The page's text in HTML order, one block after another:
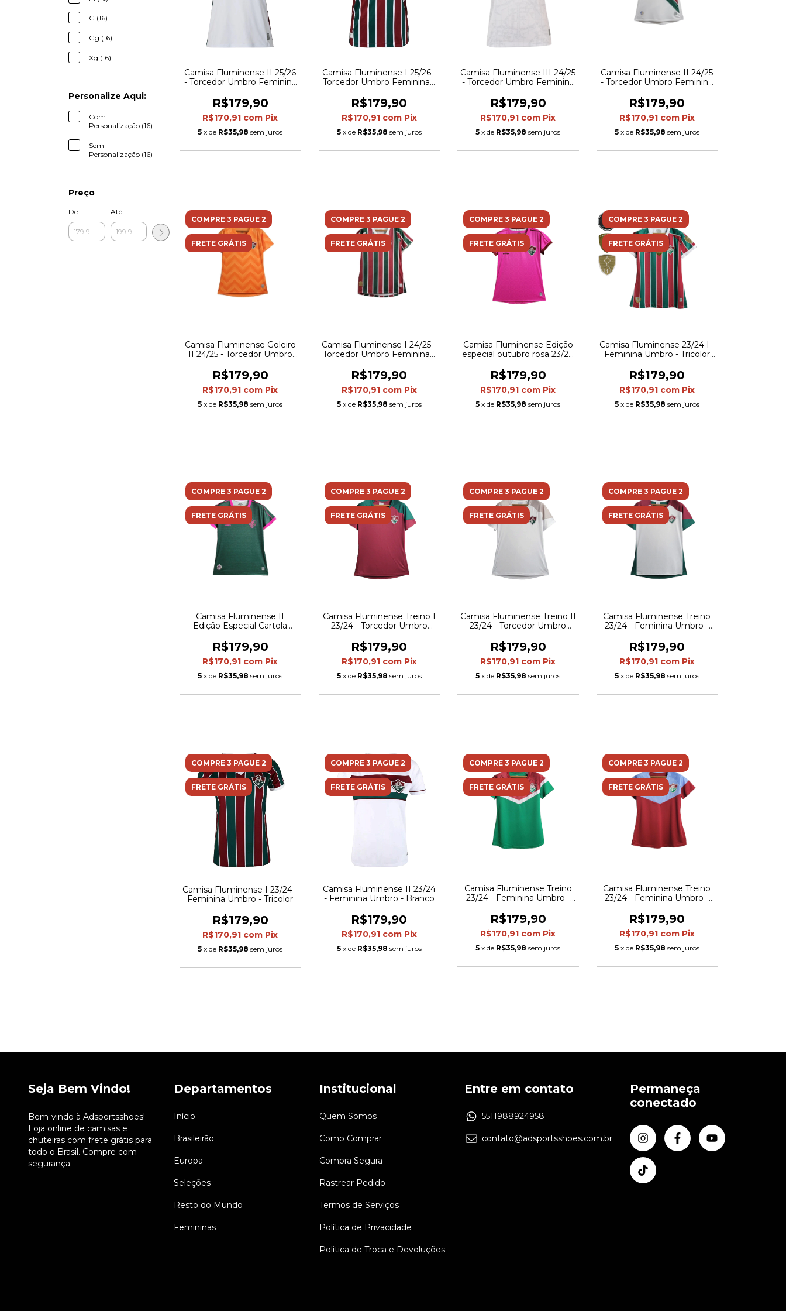
G (16)
Gg (16)
Xg (16)
Personalize Aqui:
Com
Personalização (16)
Sem
Personalização (16)
Preço
De Até
Camisa Fluminense II 25/26
- Torcedor Umbro Feminina
verde e vermelho
R$179,90
R$170,91 com Pix
5 x de R$35,98 sem juros
Camisa Fluminense I 25/26 -
Torcedor Umbro Feminina -
detalhes em branco
R$179,90
R$170,91 com Pix
5 x de R$35,98 sem juros
Camisa Fluminense III 24/25
- Torcedor Umbro Feminina
verde e vermelho
R$179,90
R$170,91 com Pix
5 x de R$35,98 sem juros
Camisa Fluminense II 24/25
- Torcedor Umbro Feminina
R$179,90
R$170,91 com Pix
5 x de R$35,98 sem juros
COMPRE 3 PAGUE 2
FRETE GRÁTIS
Camisa Fluminense Goleiro
II 24/25 - Torcedor Umbro
R$179,90
R$170,91 com Pix
5 x de R$35,98 sem juros
COMPRE 3 PAGUE 2
FRETE GRÁTIS
Camisa Fluminense I 24/25 -
Torcedor Umbro Feminina -
R$179,90
R$170,91 com Pix
5 x de R$35,98 sem juros
COMPRE 3 PAGUE 2
FRETE GRÁTIS
Camisa Fluminense Edição
especial outubro rosa 23/24
com detalhes em tricolor
R$179,90
R$170,91 com Pix
5 x de R$35,98 sem juros
COMPRE 3 PAGUE 2
FRETE GRÁTIS
Camisa Fluminense 23/24 I -
Feminina Umbro - Tricolor
R$179,90
R$170,91 com Pix
5 x de R$35,98 sem juros
COMPRE 3 PAGUE 2
FRETE GRÁTIS
Camisa Fluminense II
Edição Especial Cartola
Verde com detalhes em
rosa
R$179,90
R$170,91 com Pix
5 x de R$35,98 sem juros
COMPRE 3 PAGUE 2
FRETE GRÁTIS
Camisa Fluminense Treino I
23/24 - Torcedor Umbro
detalhes verde
R$179,90
R$170,91 com Pix
5 x de R$35,98 sem juros
COMPRE 3 PAGUE 2
FRETE GRÁTIS
Camisa Fluminense Treino II
23/24 - Torcedor Umbro
detalhes cinza
R$179,90
R$170,91 com Pix
5 x de R$35,98 sem juros
COMPRE 3 PAGUE 2
FRETE GRÁTIS
Camisa Fluminense Treino
23/24 - Feminina Umbro -
R$179,90
R$170,91 com Pix
5 x de R$35,98 sem juros
COMPRE 3 PAGUE 2
FRETE GRÁTIS
Camisa Fluminense I 23/24 -
Feminina Umbro - Tricolor
R$179,90
R$170,91 com Pix
5 x de R$35,98 sem juros
COMPRE 3 PAGUE 2
FRETE GRÁTIS
Camisa Fluminense II 23/24
- Feminina Umbro - Branco
R$179,90
R$170,91 com Pix
5 x de R$35,98 sem juros
COMPRE 3 PAGUE 2
FRETE GRÁTIS
Camisa Fluminense Treino
23/24 - Feminina Umbro -
R$179,90
R$170,91 com Pix
5 x de R$35,98 sem juros
COMPRE 3 PAGUE 2
FRETE GRÁTIS
Camisa Fluminense Treino
23/24 - Feminina Umbro -
R$179,90
R$170,91 com Pix
5 x de R$35,98 sem juros
Seja Bem Vindo!
Bem-vindo à Adsportsshoes!
Loja online de camisas e
chuteiras com frete grátis para
todo o Brasil. Compre com
segurança.
Departamentos
Início
Brasileirão
Europa
Seleções
Resto do Mundo
Femininas
Institucional
Quem Somos
Como Comprar
Compra Segura
Rastrear Pedido
Termos de Serviços
Política de Privacidade
Politica de Troca e Devoluções
Entre em contato
5511988924958
contato@adsportsshoes.com.br
Permaneça
conectado